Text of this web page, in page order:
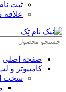
ثبت
علاقه
صفحه اصلی
کامپیوتر و‌‌‌‌‌
سخت